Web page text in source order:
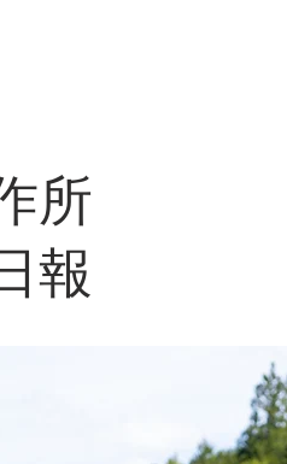
所
報